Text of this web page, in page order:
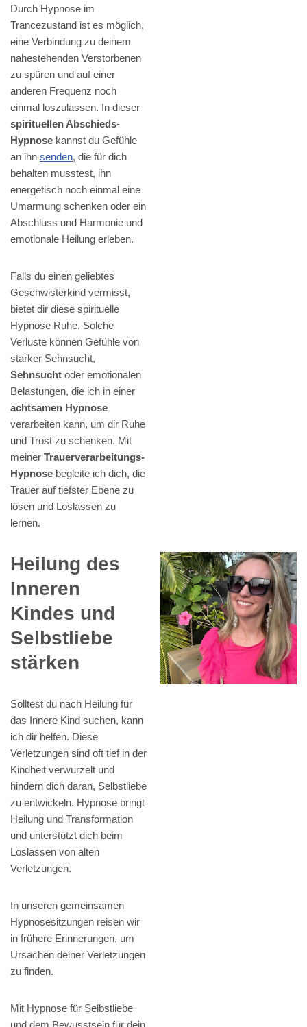
Durch Hypnose im
Trancezustand ist es möglich,
eine Verbindung zu deinem
nahestehenden Verstorbenen
zu spüren und auf einer
anderen Frequenz noch
einmal loszulassen. In dieser
spirituellen Abschieds-
Hypnose kannst du Gefühle
an ihn senden, die für dich
behalten musstest, ihn
energetisch noch einmal eine
Umarmung schenken oder ein
Abschluss und Harmonie und
emotionale Heilung erleben.
Falls du einen geliebtes
Geschwisterkind vermisst,
bietet dir diese spirituelle
Hypnose Ruhe. Solche
Verluste können Gefühle von
starker Sehnsucht,
Sehnsucht oder emotionalen
Belastungen, die ich in einer
achtsamen Hypnose
verarbeiten kann, um dir Ruhe
und Trost zu schenken. Mit
meiner Trauerverarbeitungs-
Hypnose begleite ich dich, die
Trauer auf tiefster Ebene zu
lösen und Loslassen zu
lernen.
Heilung des
Inneren
Kindes und
Selbstliebe
stärken
Solltest du nach Heilung für
das Innere Kind suchen, kann
ich dir helfen. Diese
Verletzungen sind oft tief in der
Kindheit verwurzelt und
hindern dich daran, Selbstliebe
zu entwickeln. Hypnose bringt
Heilung und Transformation
und unterstützt dich beim
Loslassen von alten
Verletzungen.
In unseren gemeinsamen
Hypnosesitzungen reisen wir
in frühere Erinnerungen, um
Ursachen deiner Verletzungen
zu finden.
Mit Hypnose für Selbstliebe